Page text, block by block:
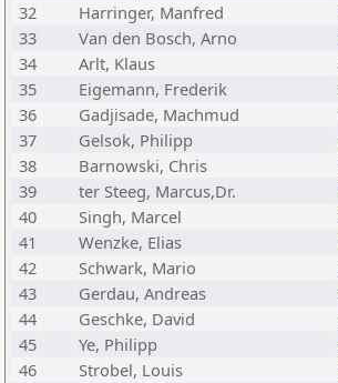
32
Harringer, Manfred
33
Van den Bosch, Arno
34
Arlt, Klaus
35
Eigemann, Frederik
36
Gadjisade, Machmud
37
Gelsok, Philipp
38
Barnowski, Chris
39
ter Steeg, Marcus,Dr.
40
Singh, Marcel
41
Wenzke, Elias
42
Schwark, Mario
43
Gerdau, Andreas
44
Geschke, David
45
Ye, Philipp
46
Strobel, Louis